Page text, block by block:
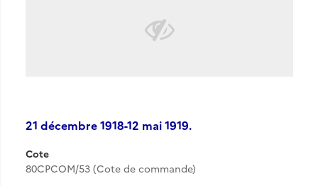
21 décembre 1918-12 mai 1919.
Cote
80CPCOM/53 (Cote de commande)